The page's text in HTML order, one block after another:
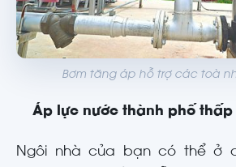
Bơm tăng áp hỗ trợ các toà
Áp lực nước thành phố thấp
Ngôi nhà của bạn có thể ở